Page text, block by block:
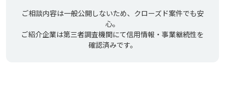
ご相談内容は一般公開しないため、クローズド案件でも安
心。
ご紹介企業は第三者調査機関にて信用情報・事業継続性を
確認済みです。